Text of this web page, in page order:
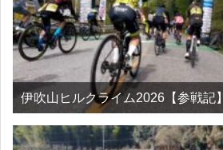
伊吹山ヒルクライム2026【参戦記】